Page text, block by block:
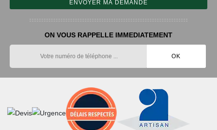
ON VOUS RAPPELLE IMMEDIATEMENT